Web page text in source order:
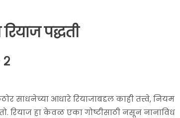
पद्धती
आधारे रियाजाबद्दल काही तत्त्वे, नियम
रियाज हा केवळ एका गोष्टीसाठी नसून नानाविध